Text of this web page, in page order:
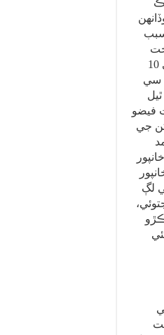
سبب
ڏهڪاءُ پکڙجي ويو ۽ شڪارپور ضلعي جي مختلف ٿاڻن جي 10
سي
فيضو
جي
جي لڳ
سميت